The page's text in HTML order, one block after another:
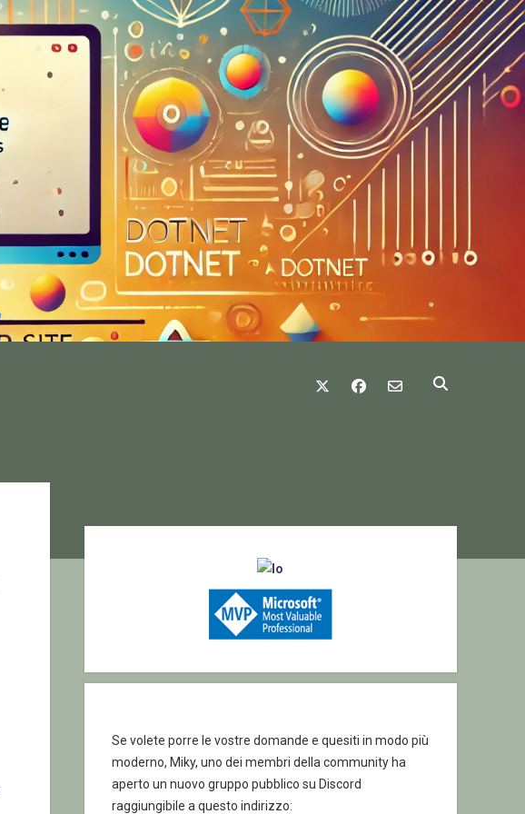
twitter facebook
email-form
Se volete porre le vostre domande e quesiti in modo più
moderno, Miky, uno dei membri della community ha
aperto un nuovo gruppo pubblico su Discord
raggiungibile a questo indirizzo: